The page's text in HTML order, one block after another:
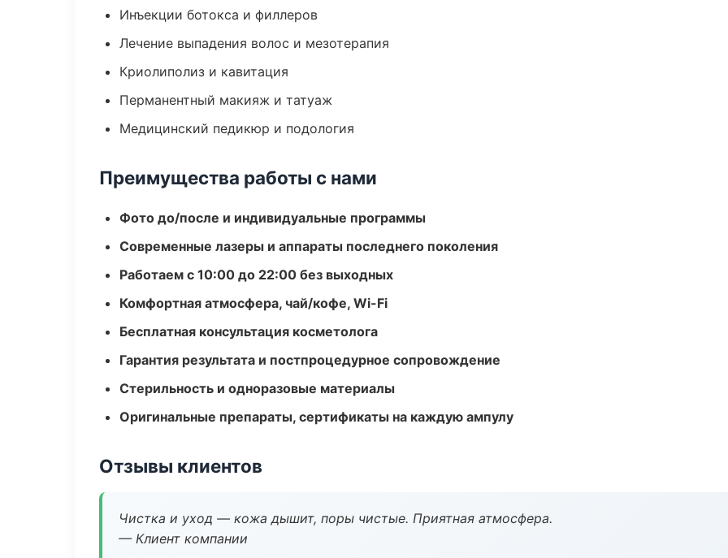
Инъекции ботокса и филлеров
Лечение выпадения волос и мезотерапия
Криолиполиз и кавитация
Перманентный макияж и татуаж
Медицинский педикюр и подология
Преимущества работы с нами
Фото до/после и индивидуальные программы
Современные лазеры и аппараты последнего поколения
Работаем с 10:00 до 22:00 без выходных
Комфортная атмосфера, чай/кофе, Wi-Fi
Бесплатная консультация косметолога
Гарантия результата и постпроцедурное сопровождение
Стерильность и одноразовые материалы
Оригинальные препараты, сертификаты на каждую ампулу
Отзывы клиентов
Чистка и уход — кожа дышит, поры чистые. Приятная атмосфера.
— Клиент компании